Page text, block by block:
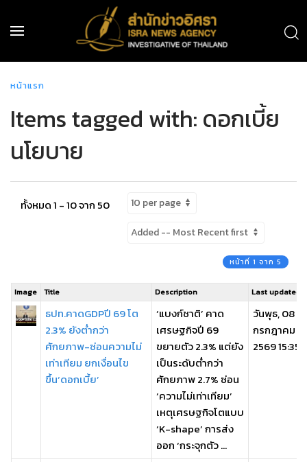
หน้าแรก
Items tagged with: ดอกเบี้ย
นโยบาย
ทั้งหมด 1 - 10 จาก 50
หน้าที่ 1 จาก 5
Image Title Description Last updated
ธปท.คาดGDPปี 69 โต
2.3% ยังต่ำกว่า
ศักยภาพ-ซ่อนความไม่
เท่าเทียม ยกเงื่อนไข
ขึ้น‘ดอกเบี้ย’
‘แบงก์ชาติ’ คาด
เศรษฐกิจปี 69
ขยายตัว 2.3% แต่ยัง
เป็นระดับต่ำกว่า
ศักยภาพ 2.7% ซ่อน
‘ความไม่เท่าเทียม’
เหตุเศรษฐกิจโตแบบ
‘K-shape’ การส่ง
ออก ‘กระจุกตัว ...
วันพุธ, 08
กรกฎาคม
2569 15:35